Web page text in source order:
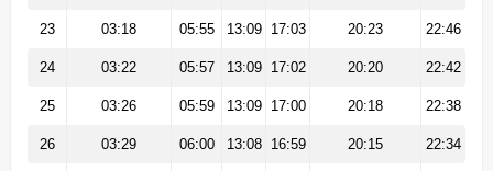
23 03:18 05:55 13:09 17:03 20:23 22:46
24 03:22 05:57 13:09 17:02 20:20 22:42
25 03:26 05:59 13:09 17:00 20:18 22:38
26 03:29 06:00 13:08 16:59 20:15 22:34